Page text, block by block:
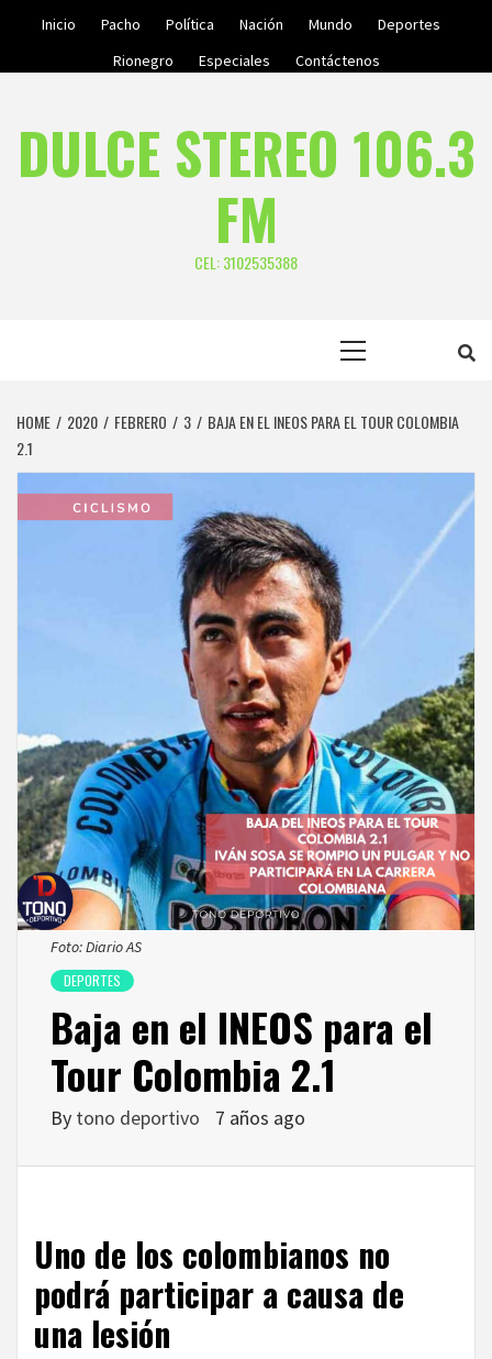
Inicio Pacho Política Nación Mundo
Deportes
Rionegro
Especiales Contáctenos
DULCE STEREO 106.3
FM
CEL: 3102535388
HOME 2020 FEBRERO 3
BAJA EN EL INEOS PARA EL TOUR COLOMBIA
2.1
Foto: Diario AS
DEPORTES
Baja en el INEOS para el
Tour Colombia 2.1
By tono deportivo 7 años ago
Uno de los colombianos no
podrá participar a causa de
una lesión